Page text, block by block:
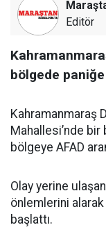
Editör
bölgede
Kahramanmaraş
Mahallesi’nde bir
bölgeye AFAD
Olay yerine
önlemlerini alarak
başlattı.